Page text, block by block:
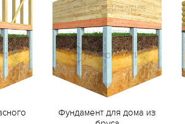
Фундамент для дома из